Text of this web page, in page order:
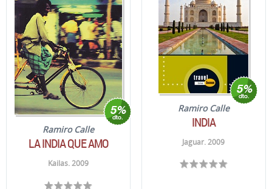
Ramiro Calle
LA INDIA QUE AMO
Kailas. 2009
Ramiro Calle
INDIA
Jaguar. 2009